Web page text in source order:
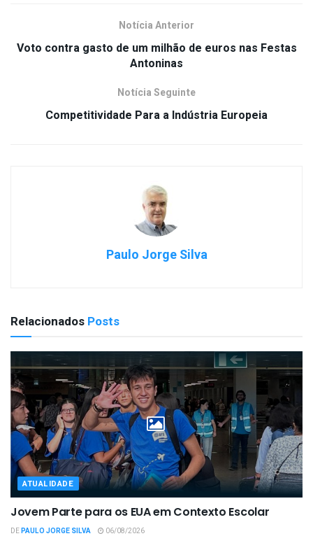
Notícia Anterior
Voto contra gasto de um milhão de euros nas Festas
Antoninas
Notícia Seguinte
Competitividade Para a Indústria Europeia
Paulo Jorge Silva
Relacionados Posts
ATUALIDADE
Jovem Parte para os EUA em Contexto Escolar
DEPAULO JORGE SILVA 06/08/2026